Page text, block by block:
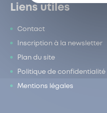
Liens utiles
Contact
Inscription à la newsletter
Plan du site
Politique de confidentialité
Mentions légales